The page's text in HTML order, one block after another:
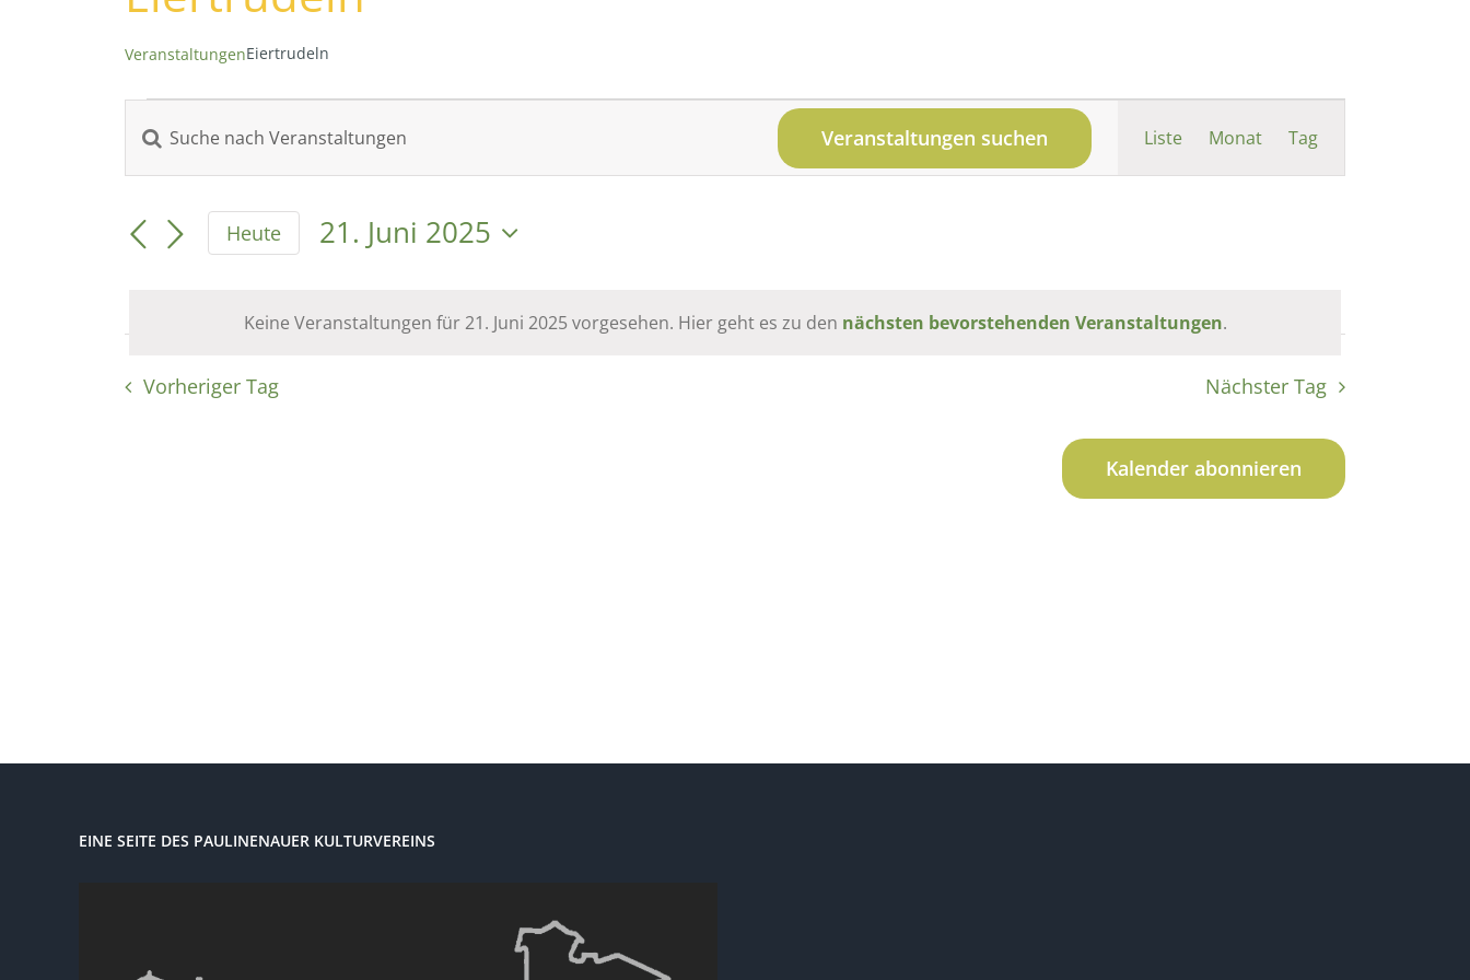
VeranstaltungenEiertrudeln
Veranstaltungen
für
21.
2025
Hinweis
Keine Veranstaltungen für 21. Juni 2025 vorgesehen. Hier geht es zu den nächsten bevorstehenden Veranstaltungen.
Veranstaltungen
Suche
Ansichten,
Navigation
Bitte
Suche
nach
Veranstaltungen suchen
Veranstaltung
Ansichten-
Liste Monat Tag
Heute
21. Juni 2025
Vorheriger Tag Nächster Tag
Kalender abonnieren
EINE SEITE DES PAULINENAUER KULTURVEREINS